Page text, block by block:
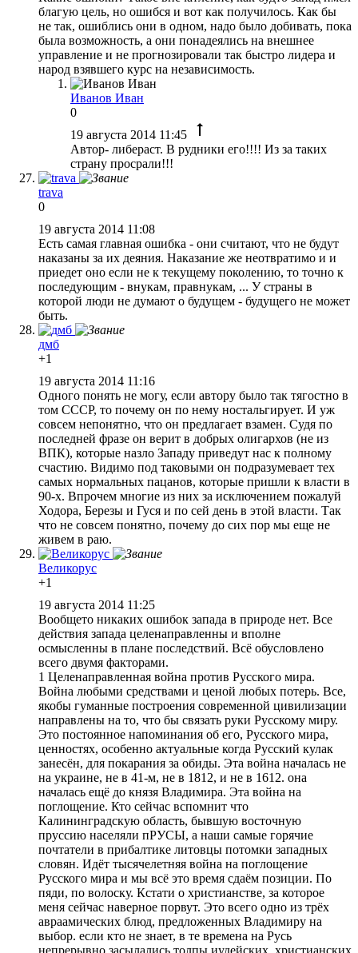
благую цель, но ошибся и вот как получилось. Как бы
не так, ошиблись они в одном, надо было добивать, пока
была возможность, а они понадеялись на внешнее
управление и не прогнозировали так быстро лидера и
народ взявшего курс на независимость.
Иванов Иван
0
19 августа 2014 11:45
Автор- либераст. В рудники его!!!! Из за таких
страну просрали!!!
trava
0
19 августа 2014 11:08
Есть самая главная ошибка - они считают, что не будут
наказаны за их деяния. Наказание же неотвратимо и и
приедет оно если не к текущему поколению, то точно к
последующим - внукам, правнукам, ... У страны в
которой люди не думают о будущем - будущего не может
быть.
дмб
+1
19 августа 2014 11:16
Одного понять не могу, если автору было так тягостно в
том СССР, то почему он по нему ностальгирует. И уж
совсем непонятно, что он предлагает взамен. Судя по
последней фразе он верит в добрых олигархов (не из
ВПК), которые назло Западу приведут нас к полному
счастию. Видимо под таковыми он подразумевает тех
самых нормальных пацанов, которые пришли к власти в
90-х. Впрочем многие из них за исключением пожалуй
Ходора, Березы и Гуся и по сей день в этой власти. Так
что не совсем понятно, почему до сих пор мы еще не
живем в раю.
Великорус
+1
19 августа 2014 11:25
Вообщето никаких ошибок запада в природе нет. Все
действия запада целенаправленны и вполне
осмысленны в плане последствий. Всё обусловлено
всего двумя факторами.
1 Целенаправленная война против Русского мира.
Война любыми средствами и ценой любых потерь. Все,
якобы гуманные построения современной цивилизации
направлены на то, что бы связать руки Русскому миру.
Это постоянное напоминания об его, Русского мира,
ценностях, особенно актуальные когда Русский кулак
занесён, для покарания за обиды. Эта война началась не
на украине, не в 41-м, не в 1812, и не в 1612. она
началась ещё до князя Владимира. Эта война на
поглощение. Кто сейчас вспомнит что
Калининградскую область, бывшую восточную
пруссию населяли пРУСЫ, а наши самые горячие
почтатели в прибалтике литовцы потомки западных
словян. Идёт тысячелетняя война на поглощение
Русского мира и мы всё это время сдаём позиции. По
пяди, по волоску. Кстати о христианстве, за которое
меня сейчас наверное порвут. Это всего одно из трёх
авраамических блюд, предложенных Владимиру на
выбор. если кто не знает, в те времена на Русь
непрерывно засылались толпы иудейских, христианских